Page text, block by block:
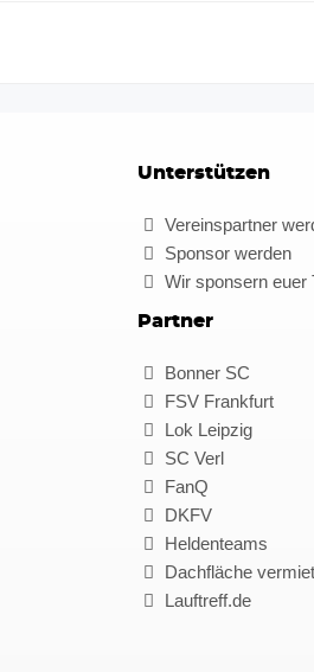
Unterstützen
Vereinspartner
Sponsor werden
Wir sponsern euer
Partner
Bonner SC
FSV Frankfurt
Lok Leipzig
SC Verl
FanQ
DKFV
Heldenteams
Dachfläche
Lauftreff.de